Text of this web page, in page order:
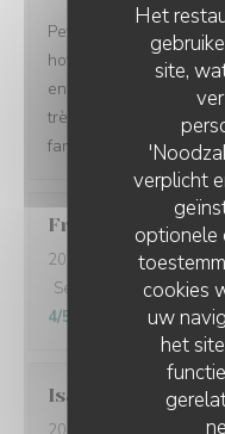
Het
site,
verplicht
optionele
cookies
uw
het
Petit restaurant très
hotel juste a côté.
en terrasse. Le service
très bons. Nous avons
famille.
Francois
2026-07-30
- 19:30 -
Service
Atmosfeer:
4/5
Isabelle